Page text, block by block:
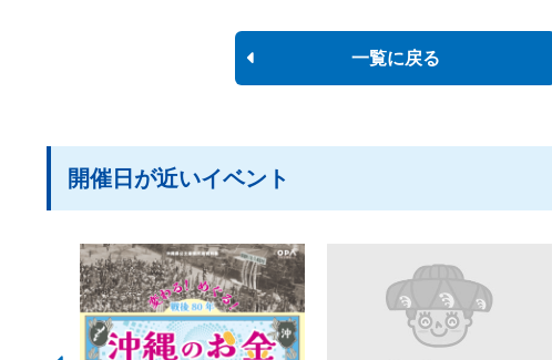
一覧に戻る
開催日が近いイベント